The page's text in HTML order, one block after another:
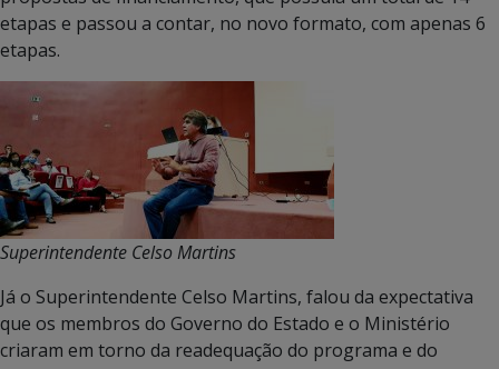
etapas e passou a contar, no novo formato, com apenas 6
etapas.
Superintendente Celso Martins
Já o Superintendente Celso Martins, falou da expectativa
que os membros do Governo do Estado e o Ministério
criaram em torno da readequação do programa e do